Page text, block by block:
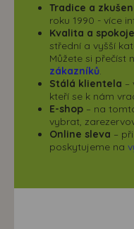
Tradice a
roku 1990 - více
Kvalita a
střední a vyšší
Můžete si přečíst
zákazníků.
Stálá klientela –
kteří se k nám
E-shop – na
vybrat,
Online sleva –
poskytujeme na